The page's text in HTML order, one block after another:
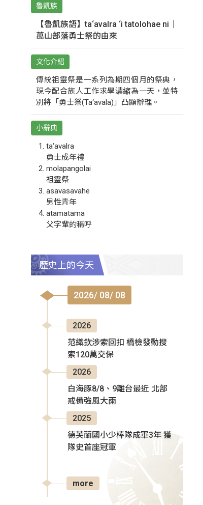
魯凱族
【魯凱族語】ta‘avalra ‘i tatolohae ni｜
萬山部落勇士祭的由來
文化介紹
傳統祖靈祭是一系列為期四個月的祭典，
現今配合族人工作求學濃縮為一天，並特
別將「勇士祭(Ta‘avala)」凸顯辦理。
小辭典
ta‘avalra
勇士成年禮
molapangolai
祖靈祭
asavasavahe
男性青年
atamatama
父字輩的稱呼
歷史上的今天
2026/ 08/ 08
2026
范織欽涉索回扣 橋檢發動搜
索120萬交保
2026
白海豚8/8、9離台最近 北部
戒備強風大雨
2025
德芙蘭國小少棒隊成軍3年 獲
隊史首座冠軍
more